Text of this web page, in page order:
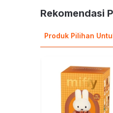
Rekomendasi
Produk Pilihan